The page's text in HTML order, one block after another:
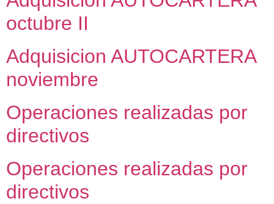
octubre II
Adquisicion AUTOCARTERA
noviembre
Operaciones realizadas por
directivos
Operaciones realizadas por
directivos